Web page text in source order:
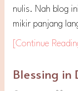
nulis. Nah blog
mikir panjang
[Continue
Blessing in